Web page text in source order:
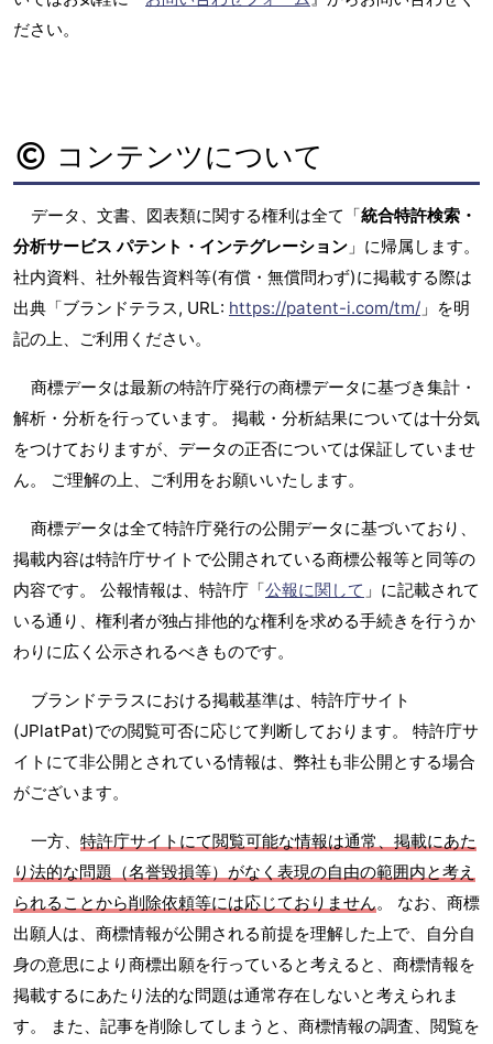
ださい。
コンテンツについて
データ、文書、図表類に関する権利は全て「統合特許検索・
分析サービス パテント・インテグレーション 」に帰属します。
社内資料、社外報告資料等(有償・無償問わず)に掲載する際は
出典「ブランドテラス, URL: https://patent-i.com/tm/ 」を明
記の上、ご利用ください。
商標データは最新の特許庁発行の商標データに基づき集計・
解析・分析を行っています。 掲載・分析結果については十分気
をつけておりますが、データの正否については保証していませ
ん。 ご理解の上、ご利用をお願いいたします。
商標データは全て特許庁発行の公開データに基づいており、
掲載内容は特許庁サイトで公開されている商標公報等と同等の
内容です。 公報情報は、特許庁「公報に関して 」に記載されて
いる通り、権利者が独占排他的な権利を求める手続きを行うか
わりに広く公示されるべきものです。
ブランドテラスにおける掲載基準は、特許庁サイト
(JPlatPat)での閲覧可否に応じて判断しております。 特許庁サ
イトにて非公開とされている情報は、弊社も非公開とする場合
がございます。
一方、 特許庁サイトにて閲覧可能な情報は通常、掲載にあた
り法的な問題（名誉毀損等）がなく表現の自由の範囲内と考え
られることから削除依頼等には応じておりません。 なお、商標
出願人は、商標情報が公開される前提を理解した上で、自分自
身の意思により商標出願を行っていると考えると、商標情報を
掲載するにあたり法的な問題は通常存在しないと考えられま
す。 また、記事を削除してしまうと、商標情報の調査、閲覧を